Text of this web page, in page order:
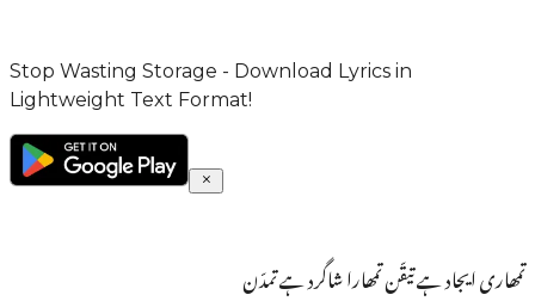
Stop Wasting Storage - Download Lyrics in
Lightweight Text Format!
تمھاری ایجاد ہے تیقّن تمھارا شاگرد ہے تمدّن